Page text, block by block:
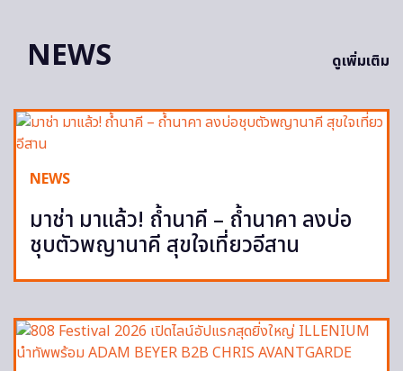
NEWS
ดูเพิ่มเติม
NEWS
มาช่า มาแล้ว! ถ้ำนาคี – ถ้ำนาคา ลงบ่อ
ชุบตัวพญานาคี สุขใจเที่ยวอีสาน